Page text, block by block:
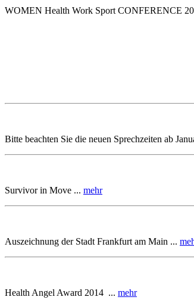
WOMEN Health Work Sport CONFERENCE
Bitte beachten Sie die neuen Sprechzeiten ab
Survivor in Move ... mehr
Auszeichnung der Stadt Frankfurt am Main ...
Health Angel Award 2014 ... mehr